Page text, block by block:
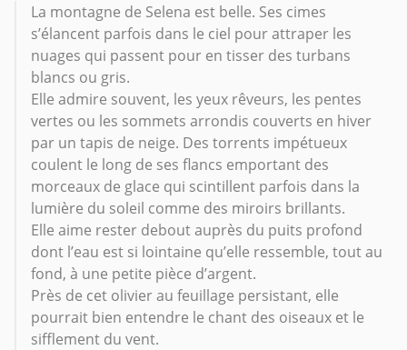
La montagne de Selena est belle. Ses cimes
s’élancent parfois dans le ciel pour attraper les
nuages qui passent pour en tisser des turbans
blancs ou gris.
Elle admire souvent, les yeux rêveurs, les pentes
vertes ou les sommets arrondis couverts en hiver
par un tapis de neige. Des torrents impétueux
coulent le long de ses flancs emportant des
morceaux de glace qui scintillent parfois dans la
lumière du soleil comme des miroirs brillants.
Elle aime rester debout auprès du puits profond
dont l’eau est si lointaine qu’elle ressemble, tout au
fond, à une petite pièce d’argent.
Près de cet olivier au feuillage persistant, elle
pourrait bien entendre le chant des oiseaux et le
sifflement du vent.